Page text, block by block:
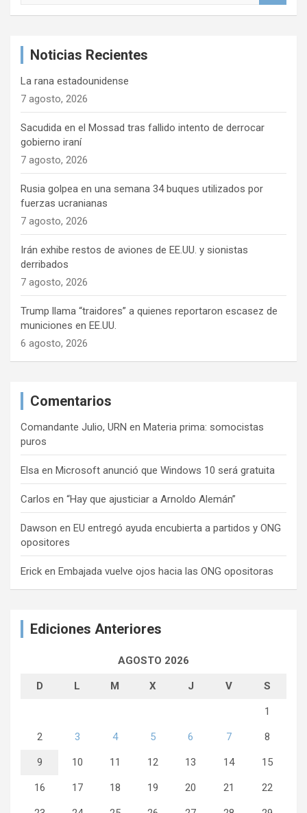
n
Noticias Recientes
La rana estadounidense
7 agosto, 2026
Sacudida en el Mossad tras fallido intento de derrocar
gobierno iraní
7 agosto, 2026
Rusia golpea en una semana 34 buques utilizados por
fuerzas ucranianas
7 agosto, 2026
Irán exhibe restos de aviones de EE.UU. y sionistas
derribados
7 agosto, 2026
Trump llama “traidores” a quienes reportaron escasez de
municiones en EE.UU.
6 agosto, 2026
Comentarios
Comandante Julio, URN en Materia prima: somocistas
puros
Elsa en Microsoft anunció que Windows 10 será gratuita
Carlos en “Hay que ajusticiar a Arnoldo Alemán”
Dawson en EU entregó ayuda encubierta a partidos y ONG
opositores
Erick en Embajada vuelve ojos hacia las ONG opositoras
Ediciones Anteriores
AGOSTO 2026
D L M X J V S
1
2 3 4 5 6 7 8
9 10 11 12 13 14 15
16 17 18 19 20 21 22